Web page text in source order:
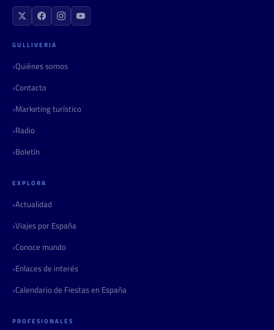
GULLIVERIA
Quiénes somos
Contacto
Marketing turístico
Radio
Boletín
EXPLORA
Actualidad
Viajes por España
Conoce mundo
Enlaces de interés
Calendario de Fiestas en España
PROFESIONALES